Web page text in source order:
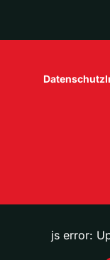
Datenschutz
js error: